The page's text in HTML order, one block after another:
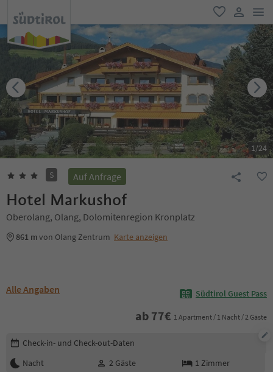
favorit
user link
1/24
S Auf Anfrage
Hotel Markushof
Oberolang, Olang, Dolomitenregion Kronplatz
861 mvon Olang Zentrum Karte anzeigen
Alle Angaben Südtirol Guest Pass
ab 77€ 1 Apartment / 1 Nacht / 2 Gäste
Buchungsdetails bearbeiten
Check-in- und Check-out-Daten
Nacht
2 Gäste 1 Zimmer